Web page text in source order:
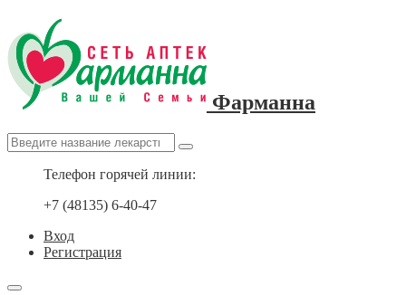
Фарманна
Телефон горячей линии:
+7 (48135) 6-40-47
Вход
Регистрация